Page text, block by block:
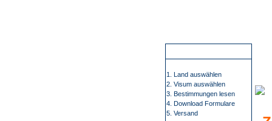
1. Land auswählen
2. Visum auswählen
3. Bestimmungen lesen
4. Download Formulare
5. Versand